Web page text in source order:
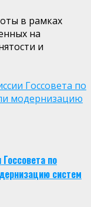
в рамках
на
и
Госсовета по
модернизацию
по
систем